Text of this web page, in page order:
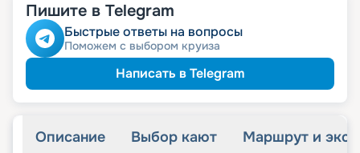
Пишите в Telegram
Быстрые ответы на вопросы
Поможем с выбором круиза
Написать в Telegram
Описание Выбор кают Маршрут и